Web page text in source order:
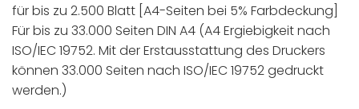
für bis zu 2.500 Blatt [A4-Seiten bei 5% Farbdeckung]
Für bis zu 33.000 Seiten DIN A4 (A4 Ergiebigkeit nach
ISO/IEC 19752. Mit der Erstausstattung des Druckers
können 33.000 Seiten nach ISO/IEC 19752 gedruckt
werden.)